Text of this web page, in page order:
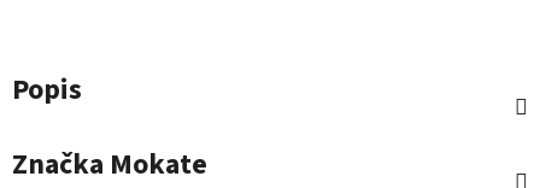
Popis
Značka Mokate